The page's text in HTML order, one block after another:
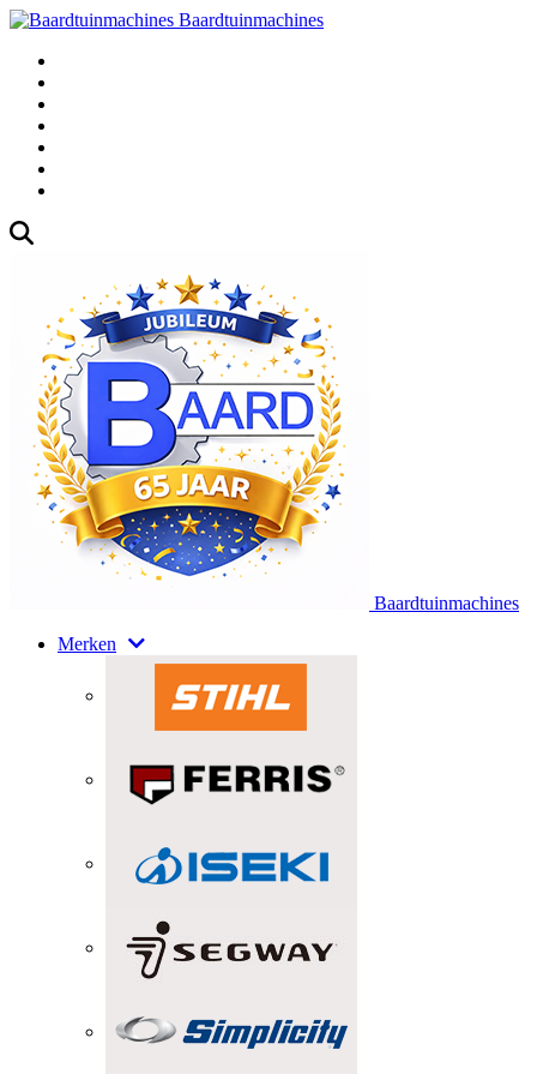
Baardtuinmachines
Baardtuinmachines
Merken